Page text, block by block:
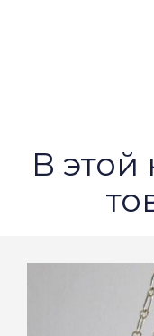
В этой